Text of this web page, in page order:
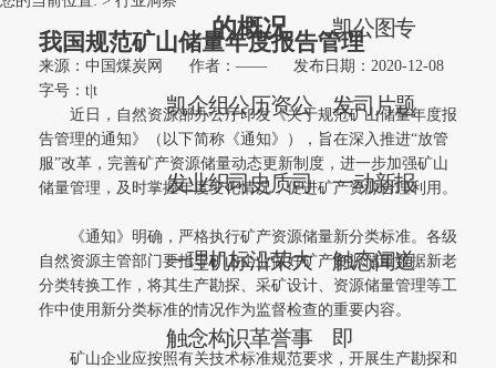
的概况
凯
发
一
触
企
业
理
念
组
织
机
构
公
司
标
识
历
史
沿
革
资
质
荣
誉
公
司
大
事
凯
发
一
触
即
公
司
动
态
图
片
新
闻
专
题
报
道
我国规范矿山储量年度报告管理
来源：中国煤炭网 作者：——
发布日期：2020-12-08
字号： t t
近日，自然资源部办公厅印发《关于规范矿山储量年度报
告管理的通知》（以下简称《通知》），旨在深入推进“放管
服”改革，完善矿产资源储量动态更新制度，进一步加强矿山
储量管理，及时掌握年度变化情况，促进矿产资源合理利用。
《通知》明确，严格执行矿产资源储量新分类标准。各级
自然资源主管部门要指导矿山企业做好矿产资源储量数据新老
分类转换工作，将其生产勘探、采矿设计、资源储量管理等工
作中使用新分类标准的情况作为监督检查的重要内容。
矿山企业应按照有关技术标准规范要求，开展生产勘探和